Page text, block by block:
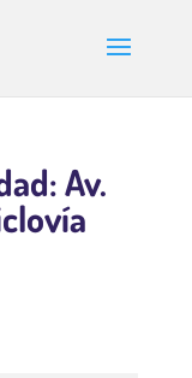
Av.